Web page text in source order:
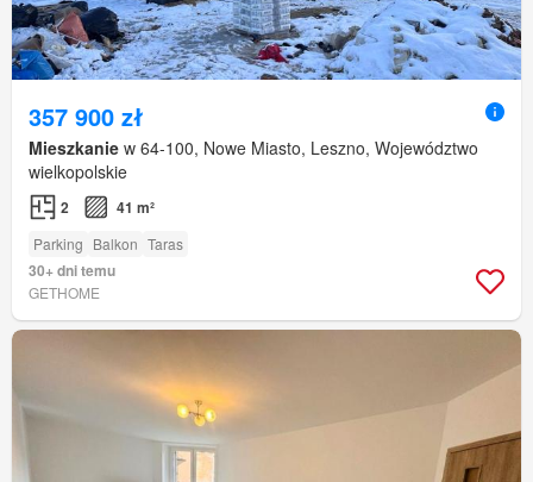
357 900 zł
Mieszkanie w 64-100, Nowe Miasto, Leszno, Województwo
wielkopolskie
2 41 m²
Parking Balkon Taras
30+ dni temu
GETHOME